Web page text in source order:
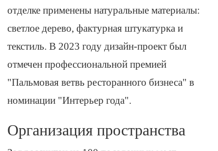
отделке применены натуральные материалы:
светлое дерево, фактурная штукатурка и
текстиль. В 2023 году дизайн-проект был
отмечен профессиональной премией
"Пальмовая ветвь ресторанного бизнеса" в
номинации "Интерьер года".
Организация пространства